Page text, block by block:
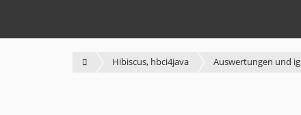
Hibiscus, hbci4java Auswertungen und